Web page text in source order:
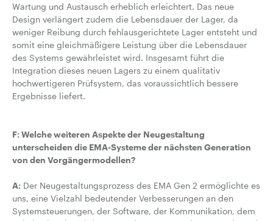
Wartung und Austausch erheblich erleichtert. Das neue
Design verlängert zudem die Lebensdauer der Lager, da
weniger Reibung durch fehlausgerichtete Lager entsteht und
somit eine gleichmäßigere Leistung über die Lebensdauer
des Systems gewährleistet wird. Insgesamt führt die
Integration dieses neuen Lagers zu einem qualitativ
hochwertigeren Prüfsystem, das voraussichtlich bessere
Ergebnisse liefert.
F: Welche weiteren Aspekte der Neugestaltung
unterscheiden die EMA-Systeme der nächsten Generation
von den Vorgängermodellen?
A: Der Neugestaltungsprozess des EMA Gen 2 ermöglichte es
uns, eine Vielzahl bedeutender Verbesserungen an den
Systemsteuerungen, der Software, der Kommunikation, dem